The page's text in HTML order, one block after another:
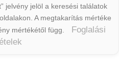
jelvény jelöl a keresési találatok
A megtakarítás mértéke
mértékétől függ.
Foglalási